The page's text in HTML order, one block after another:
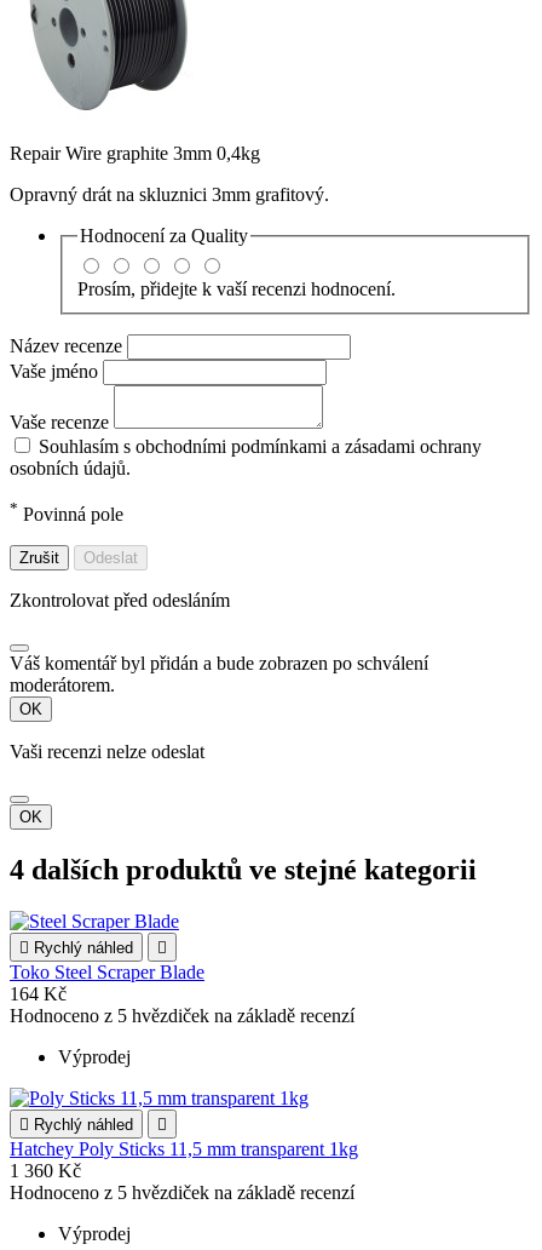
Repair Wire graphite 3mm 0,4kg
Opravný drát na skluznici 3mm grafitový.
Hodnocení za Quality
Prosím, přidejte k vaší recenzi hodnocení.
Název recenze
Vaše jméno
Vaše recenze
Souhlasím s obchodními podmínkami a zásadami ochrany
osobních údajů.
* Povinná pole
Zrušit Odeslat
Zkontrolovat před odesláním
Váš komentář byl přidán a bude zobrazen po schválení
moderátorem.
OK
Vaši recenzi nelze odeslat
OK
4 dalších produktů ve stejné kategorii
 Rychlý náhled 
Toko Steel Scraper Blade
164 Kč
Hodnoceno z 5 hvězdiček na základě recenzí
Výprodej
 Rychlý náhled 
Hatchey Poly Sticks 11,5 mm transparent 1kg
1 360 Kč
Hodnoceno z 5 hvězdiček na základě recenzí
Výprodej